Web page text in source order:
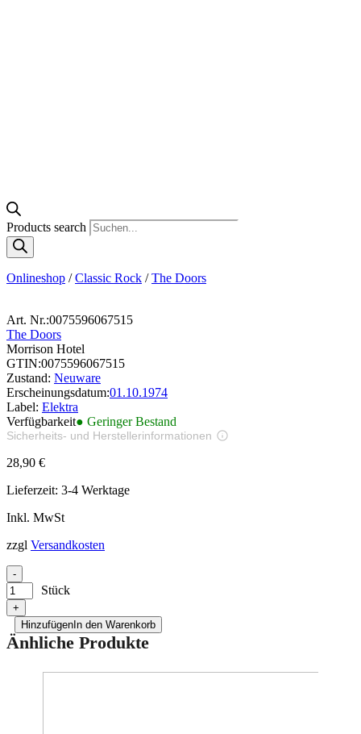
Products search
Onlineshop /Classic Rock /The Doors
Art. Nr.:0075596067515
The Doors
Morrison Hotel
GTIN:0075596067515
Zustand: Neuware
Erscheinungsdatum:01.10.1974
Label: Elektra
Verfügbarkeit● Geringer Bestand
Sicherheits- und Herstellerinformationen
28,90 €
Lieferzeit: 3-4 Werktage
Inkl. MwSt
zzgl Versandkosten
-
Stück
+
HinzufügenIn den Warenkorb
Änhliche Produkte